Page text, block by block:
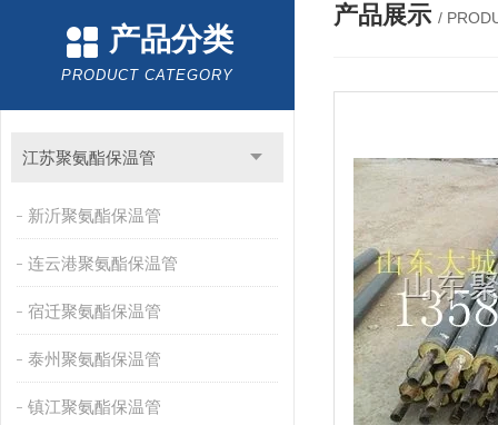
产品分类
PRODUCT CATEGORY
江苏聚氨酯保温管
新沂聚氨酯保温管
连云港聚氨酯保温管
宿迁聚氨酯保温管
泰州聚氨酯保温管
镇江聚氨酯保温管
产品展示 /